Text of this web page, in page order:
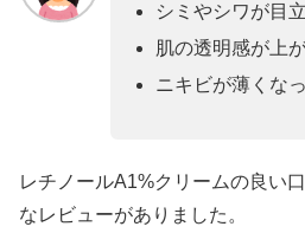
シミやシワが目
肌の透明感が上
ニキビが薄くな
レチノールA1%クリームの良い
なレビューがありました。